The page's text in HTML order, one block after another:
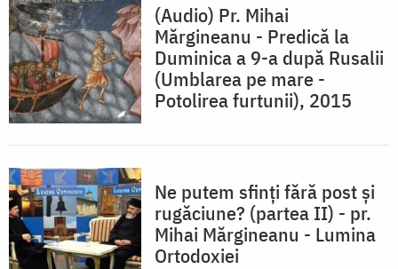
(Audio) Pr. Mihai
Mărgineanu - Predică la
Duminica a 9-a după Rusalii
(Umblarea pe mare -
Potolirea furtunii), 2015
Ne putem sfinți fără post și
rugăciune? (partea II) - pr.
Mihai Mărgineanu - Lumina
Ortodoxiei